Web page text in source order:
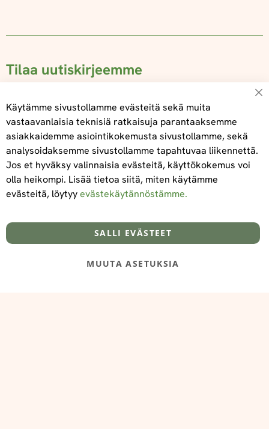
Tilaa uutiskirjeemme
Tilaa
Tietoa meistä
@‌2025 FooDeliDoo
Toimitus- ja maksuehdot
Käytämme sivustollamme evästeitä sekä muita
vastaavanlaisia teknisiä ratkaisuja parantaaksemme
asiakkaidemme asiointikokemusta sivustollamme, sekä
analysoidaksemme sivustollamme tapahtuvaa liikennettä.
Jos et hyväksy valinnaisia evästeitä, käyttökokemus voi
olla heikompi. Lisää tietoa siitä, miten käytämme
evästeitä, löytyyevästekäytännöstämme.
SALLI EVÄSTEET
MUUTA ASETUKSIA